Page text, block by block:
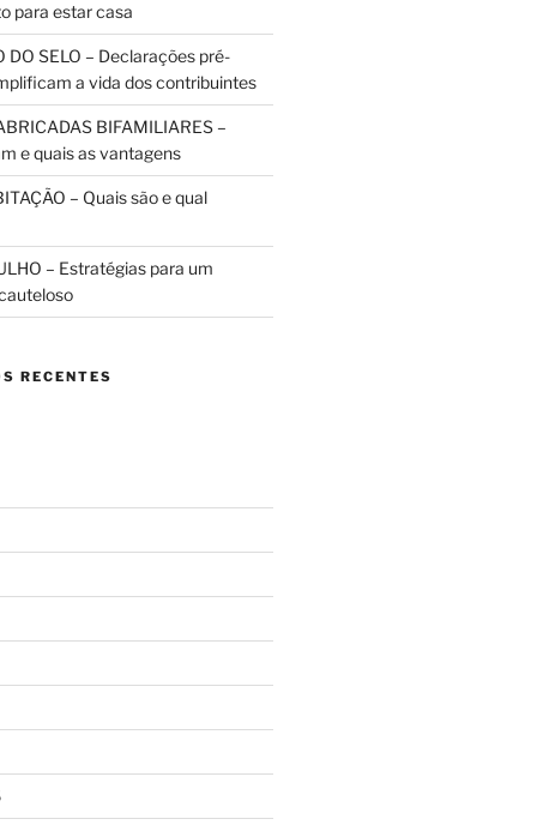
para estar casa
DO SELO – Declarações pré-
a vida dos contribuintes
BIFAMILIARES –
e quais as vantagens
– Quais são e qual
– Estratégias para um
RECENTES